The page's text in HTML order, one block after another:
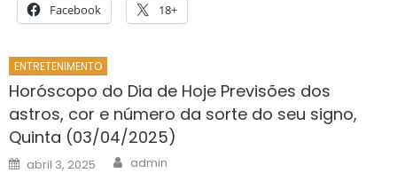
Facebook 18+
ENTRETENIMENTO
Horóscopo do Dia de Hoje Previsões dos
astros, cor e número da sorte do seu signo,
Quinta (03/04/2025)
Posted
on
abril 3, 2025 Author
admin